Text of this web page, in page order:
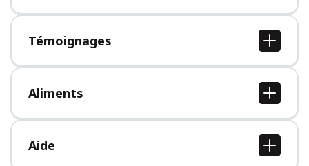
À propos de nous
Postes
Presse
Témoignages
Tous les témoignages
Aliments
Tous les aliments
Aide